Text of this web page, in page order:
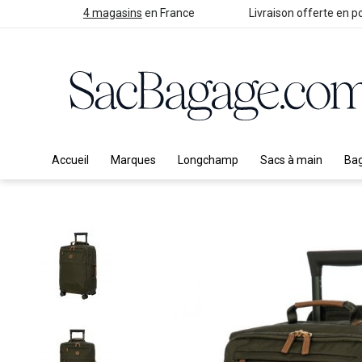
4 magasins en France Livraison offerte en
Accueil Marques Longchamp Sacs à main
end